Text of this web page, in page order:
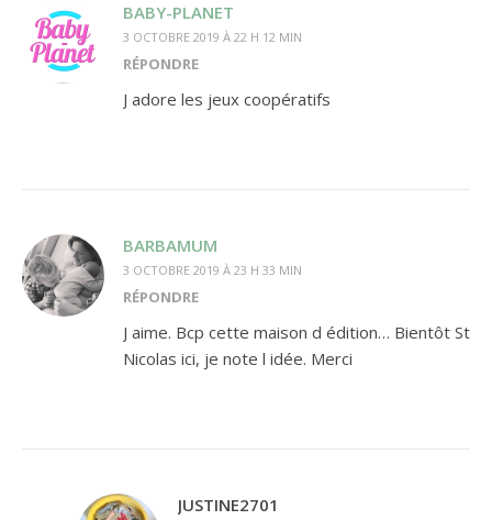
BABY-PLANET
3 OCTOBRE 2019 À 22 H 12 MIN
RÉPONDRE
J adore les jeux coopératifs
BARBAMUM
3 OCTOBRE 2019 À 23 H 33 MIN
RÉPONDRE
J aime. Bcp cette maison d édition… Bientôt St
Nicolas ici, je note l idée. Merci
JUSTINE2701